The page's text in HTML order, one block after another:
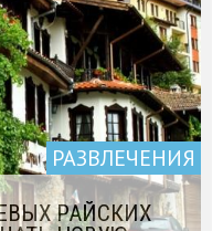
РАЗВЛЕЧЕНИЯ
РАЙСКИХ